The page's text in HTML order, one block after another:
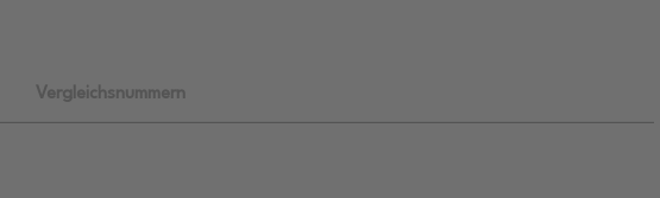
Vergleichsnummern